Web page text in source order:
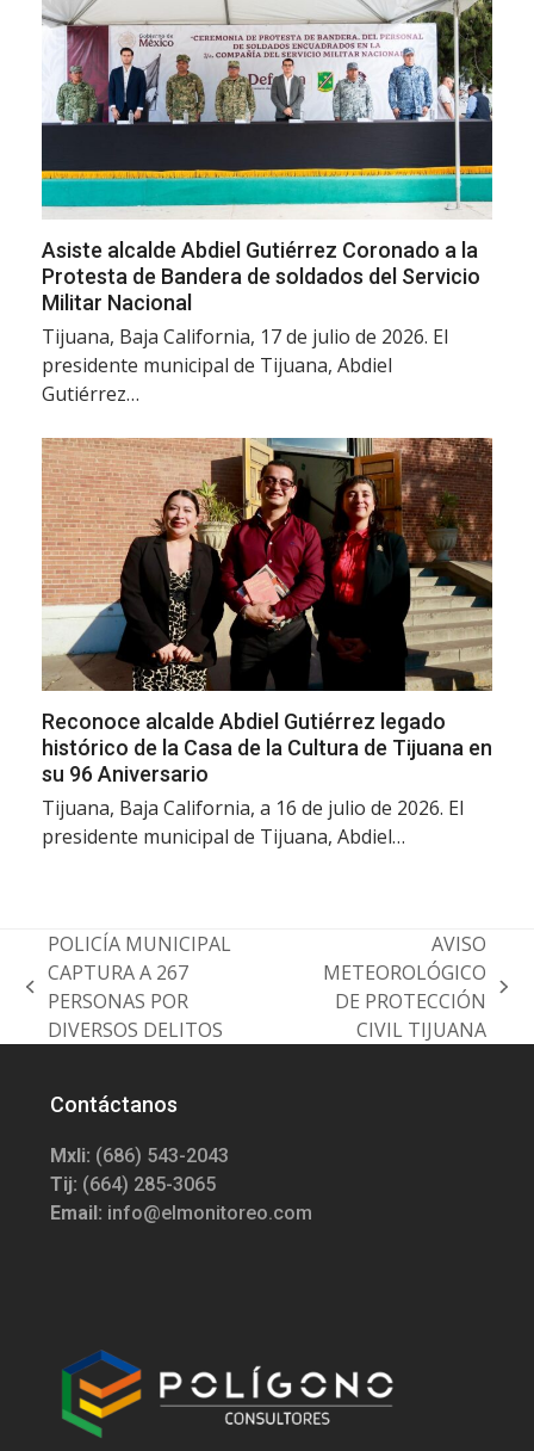
Asiste alcalde Abdiel Gutiérrez Coronado a la
Protesta de Bandera de soldados del Servicio
Militar Nacional
Tijuana, Baja California, 17 de julio de 2026. El
presidente municipal de Tijuana, Abdiel
Gutiérrez…
Reconoce alcalde Abdiel Gutiérrez legado
histórico de la Casa de la Cultura de Tijuana en
su 96 Aniversario
Tijuana, Baja California, a 16 de julio de 2026. El
presidente municipal de Tijuana, Abdiel…
previous
post:
POLICÍA MUNICIPAL
CAPTURA A 267
PERSONAS POR
DIVERSOS DELITOS
next
AVISO
METEOROLÓGICO
DE PROTECCIÓN
CIVIL TIJUANA
Contáctanos
Mxli: (686) 543-2043
Tij: (664) 285-3065
Email: info@elmonitoreo.com